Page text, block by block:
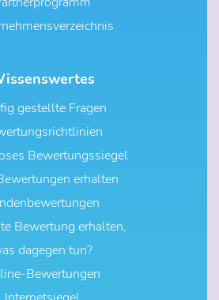
gestellte Fragen
Bewertungssiegel
erhalten
Bewertung erhalten,
dagegen tun?
Bewertungen